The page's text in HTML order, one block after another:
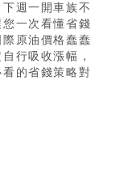
週一開車族不
一次看懂省錢
原油價格蠢蠢
行吸收漲幅，
的省錢策略對